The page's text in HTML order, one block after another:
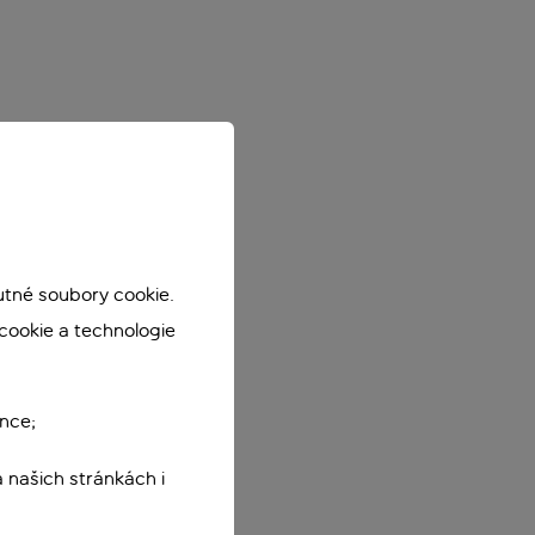
soubory cookie.
a technologie
našich stránkách i